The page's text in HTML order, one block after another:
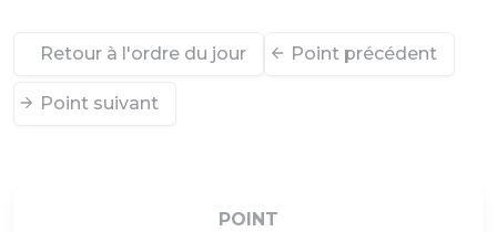
Retour à l'ordre du jour Point précédent
Point suivant
POINT